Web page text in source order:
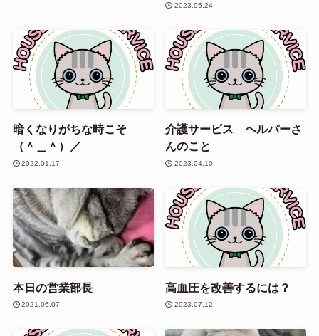
2023.05.24
暗くなりがちな時こそ
（＾＿＾）／
2022.01.17
介護サービス ヘルパーさ
んのこと
2023.04.10
本日の営業部長
2021.06.07
高血圧を改善するには？
2023.07.12